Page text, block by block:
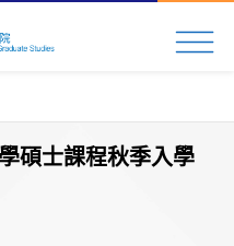
碩士課程秋季入學